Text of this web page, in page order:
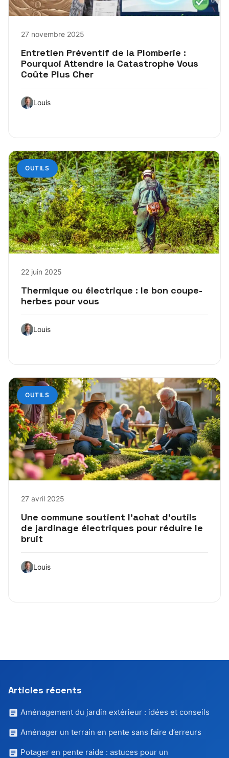
27 novembre 2025
Entretien Préventif de la Plomberie :
Pourquoi Attendre la Catastrophe Vous
Coûte Plus Cher
Louis
OUTILS
22 juin 2025
Thermique ou électrique : le bon coupe-
herbes pour vous
Louis
OUTILS
27 avril 2025
Une commune soutient l’achat d’outils
de jardinage électriques pour réduire le
bruit
Louis
Articles récents
Aménagement du jardin extérieur : idées et conseils
Aménager un terrain en pente sans faire d’erreurs
Potager en pente raide : astuces pour un